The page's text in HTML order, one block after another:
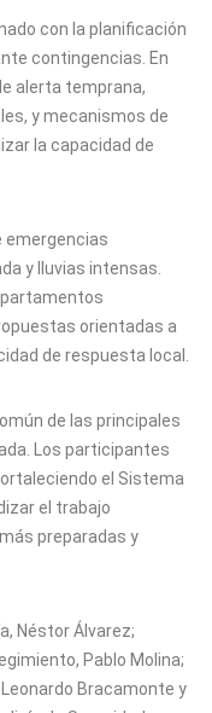
con la planificación
contingencias. En
alerta temprana,
y mecanismos de
la capacidad de
emergencias
y lluvias intensas.
orientadas a
de respuesta local.
de las principales
Los participantes
el Sistema
el trabajo
preparadas y
Néstor Álvarez;
Pablo Molina;
Bracamonte y